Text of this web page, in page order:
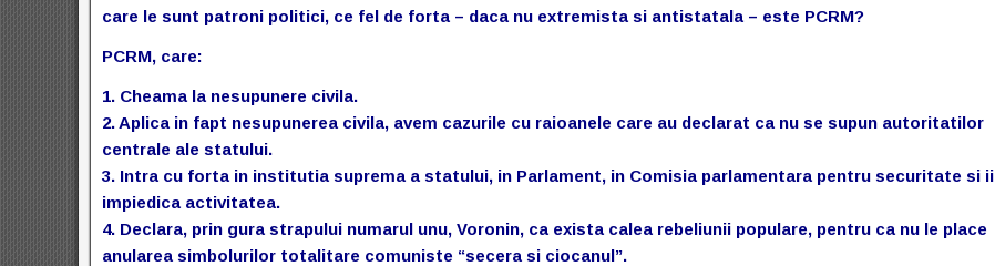
care le sunt patroni politici, ce fel de forta – daca nu extremista si antistatala – este PCRM?
PCRM, care:
1. Cheama la nesupunere civila.
2. Aplica in fapt nesupunerea civila, avem cazurile cu raioanele care au declarat ca nu se supun autoritatilor
centrale ale statului.
3. Intra cu forta in institutia suprema a statului, in Parlament, in Comisia parlamentara pentru securitate si ii
impiedica activitatea.
4. Declara, prin gura strapului numarul unu, Voronin, ca exista calea rebeliunii populare, pentru ca nu le place
anularea simbolurilor totalitare comuniste “secera si ciocanul”.